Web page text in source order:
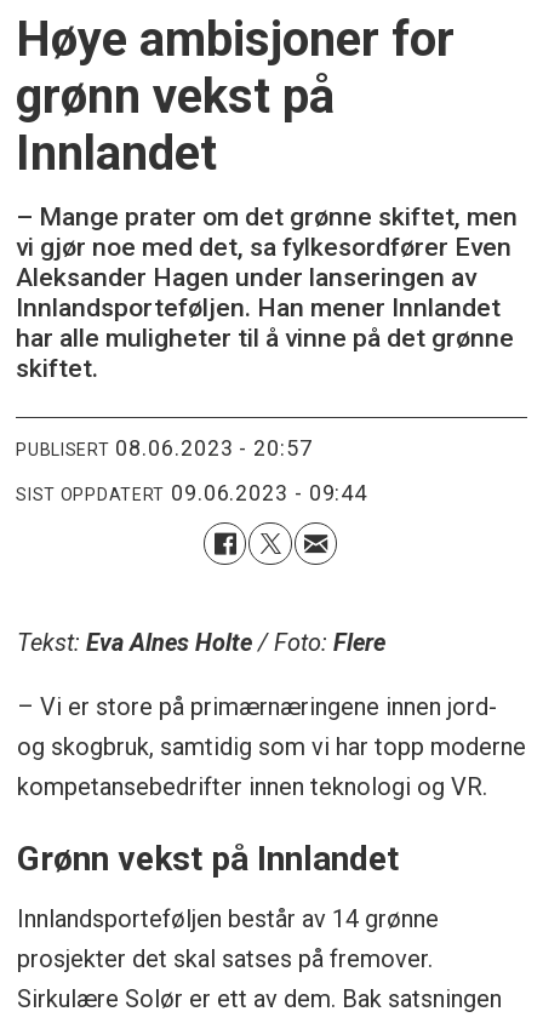
Høye ambisjoner for
grønn vekst på
Innlandet
– Mange prater om det grønne skiftet, men
vi gjør noe med det, sa fylkesordfører Even
Aleksander Hagen under lanseringen av
Innlandsporteføljen. Han mener Innlandet
har alle muligheter til å vinne på det grønne
skiftet.
PUBLISERT 08.06.2023 - 20:57
SIST OPPDATERT 09.06.2023 - 09:44
Tekst: Eva Alnes Holte/ Foto: Flere
– Vi er store på primærnæringene innen jord-
og skogbruk, samtidig som vi har topp moderne
kompetansebedrifter innen teknologi og VR.
Grønn vekst på Innlandet
Innlandsporteføljen består av 14 grønne
prosjekter det skal satses på fremover.
Sirkulære Solør er ett av dem. Bak satsningen